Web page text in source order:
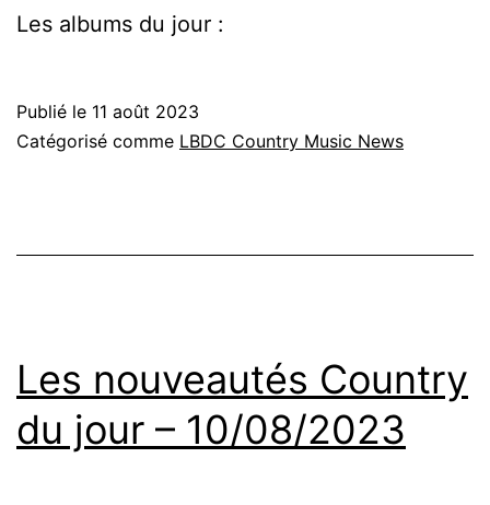
Les albums du jour :
Publié le 11 août 2023
Catégorisé comme LBDC Country Music News
Les nouveautés Country
du jour – 10/08/2023